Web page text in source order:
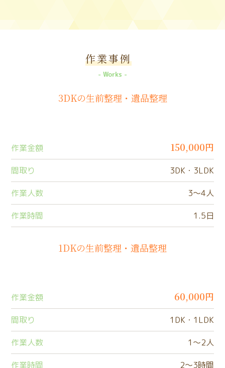
作業事例
Works
3DKの生前整理・遺品整理
作業金額 150,000円
間取り 3DK・3LDK
作業人数 3〜4人
作業時間 1.5日
1DKの生前整理・遺品整理
作業金額 60,000円
間取り 1DK・1LDK
作業人数 1〜2人
作業時間 2〜3時間